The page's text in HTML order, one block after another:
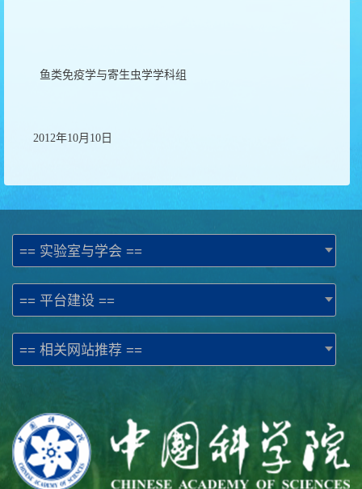
鱼类免疫学与寄生虫学学科组
2012年10月10日
== 实验室与学会 ==
== 平台建设 ==
== 相关网站推荐 ==